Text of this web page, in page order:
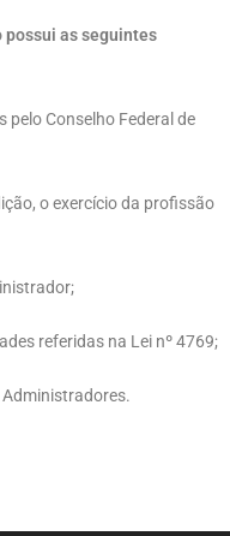
possui as seguintes
Conselho Federal de
o exercício da profissão
referidas na Lei nº 4769;